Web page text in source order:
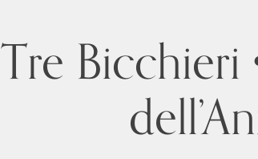
Tre Bicchieri